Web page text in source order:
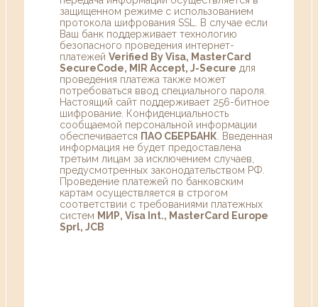
защищенном режиме с использованием
протокола шифрования SSL. В случае если
Ваш банк поддерживает технологию
безопасного проведения интернет-
платежей Verified By Visa, MasterCard
SecureCode, MIR Accept, J-Secure для
проведения платежа также может
потребоваться ввод специального пароля.
Настоящий сайт поддерживает 256-битное
шифрование. Конфиденциальность
сообщаемой персональной информации
обеспечивается ПАО СБЕРБАНК . Введенная
информация не будет предоставлена
третьим лицам за исключением случаев,
предусмотренных законодательством РФ.
Проведение платежей по банковским
картам осуществляется в строгом
соответствии с требованиями платежных
систем МИР, Visa Int., MasterCard Europe
Sprl, JCB